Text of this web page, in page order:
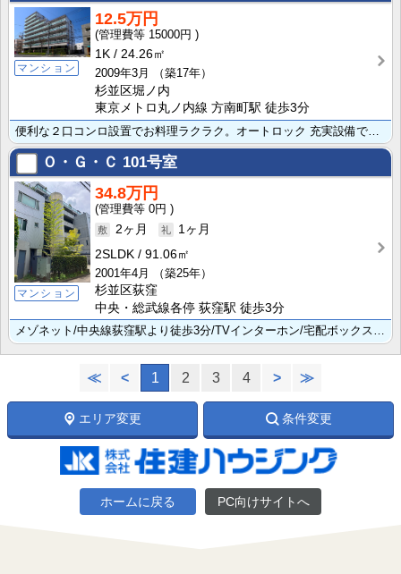
マンション
12.5万円
15000円
1K
24.26㎡
2009年3月
（築17年）
杉並区堀ノ内
東京メトロ丸ノ内線 方南町駅 徒歩3分
便利な２口コンロ設置でお料理ラクラク。オートロック 充実設備で一人暮らしでも安心ですよ ぜひ株式会社･･･
Ｏ・Ｇ・Ｃ 101号室
マンション
34.8万円
0円
2ヶ月
1ヶ月
2SLDK
91.06㎡
2001年4月
（築25年）
杉並区荻窪
中央・総武線各停 荻窪駅 徒歩3分
メゾネット/中央線荻窪駅より徒歩3分/TVインターホン/宅配ボックス/追焚/カウンターキッチン/独立･･･
≪ < 1 2 3 4 > ≫
エリア変更 条件変更
ホームに戻る PC向けサイトへ